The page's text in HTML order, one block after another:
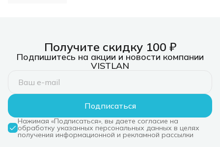
Получите скидку 100 ₽
Подпишитесь на акции и новости компании
VISTLAN
Подписаться
Нажимая «Подписаться», вы даете согласие на
обработку указанных персональных данных в целях
получения информационной и рекламной рассылки